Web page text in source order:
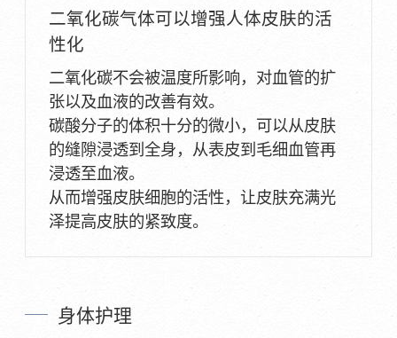
二氧化碳气体可以增强人体皮肤的活
性化
二氧化碳不会被温度所影响，对血管的扩
张以及血液的改善有效。
碳酸分子的体积十分的微小，可以从皮肤
的缝隙浸透到全身，从表皮到毛细血管再
浸透至血液。
从而增强皮肤细胞的活性，让皮肤充满光
泽提高皮肤的紧致度。
身体护理